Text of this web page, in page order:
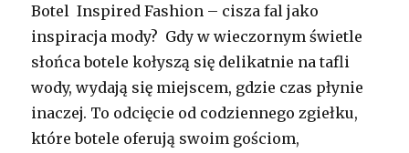
Botel Inspired Fashion – cisza fal jako
inspiracja mody? Gdy w wieczornym świetle
słońca botele kołyszą się delikatnie na tafli
wody, wydają się miejscem, gdzie czas płynie
inaczej. To odcięcie od codziennego zgiełku,
które botele oferują swoim gościom,